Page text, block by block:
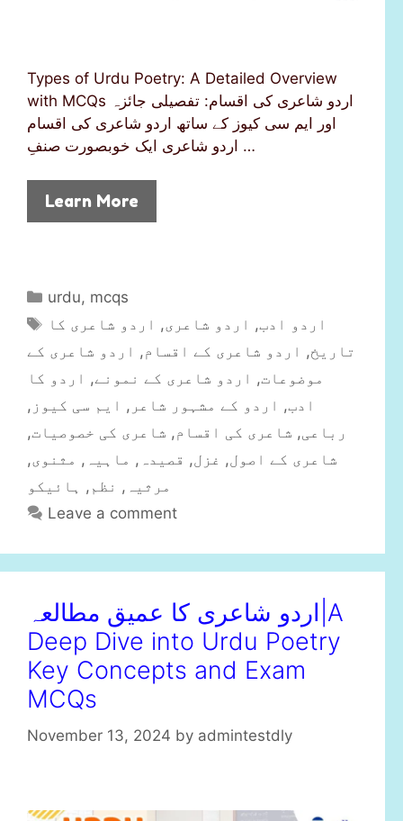
Types of Urdu Poetry: A Detailed Overview
with MCQs اردو شاعری کی اقسام: تفصیلی جائزہ
اور ایم سی کیوز کے ساتھ اردو شاعری کی اقسام
اردو شاعری ایک خوبصورت صنفِ …
Learn More
C
a
e
g
o
s
urdu, mcqs
T
s
اردو ادب, اردو شاعری, اردو شاعری کا
تاریخ, اردو شاعری کے اقسام, اردو شاعری کے
موضوعات, اردو شاعری کے نمونے, اردو کا
ادب, اردو کے مشہور شاعر , ایم سی کیوز ,
رباعی, شاعری کی اقسام, شاعری کی خصوصیات,
شاعری کے اصول, غزل, قصیدہ , ماہیہ , مثنوی,
مرثیہ , نظم , ہائیکو
Leave a comment
اردو شاعری کا عمیق مطالعہ|A
Deep Dive into Urdu Poetry
Key Concepts and Exam
MCQs
November 13, 2024 by admintestdly